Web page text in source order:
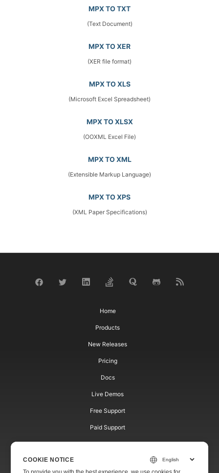
MPX TO TXT
(Text Document)
MPX TO XER
(XER file format)
MPX TO XLS
(Microsoft Excel Spreadsheet)
MPX TO XLSX
(OOXML Excel File)
MPX TO XML
(Extensible Markup Language)
MPX TO XPS
(XML Paper Specifications)
Home
Products
New Releases
Pricing
Docs
Live Demos
Free Support
Paid Support
Paid Consulting
COOKIE NOTICE